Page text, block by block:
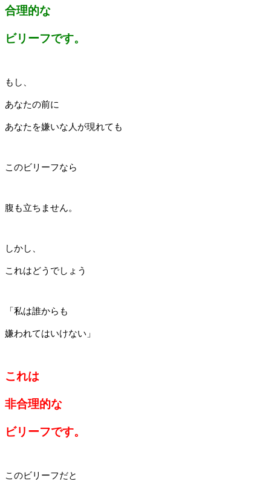
合理的な
ビリーフです。
もし、
あなたの前に
あなたを嫌いな人が現れても
このビリーフなら
腹も立ちません。
しかし、
これはどうでしょう
「私は誰からも
嫌われてはいけない」
これは
非合理的な
ビリーフです。
このビリーフだと